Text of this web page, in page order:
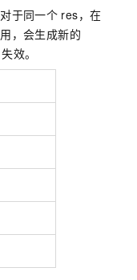
于同一个 res，在
，会生成新的
失效。